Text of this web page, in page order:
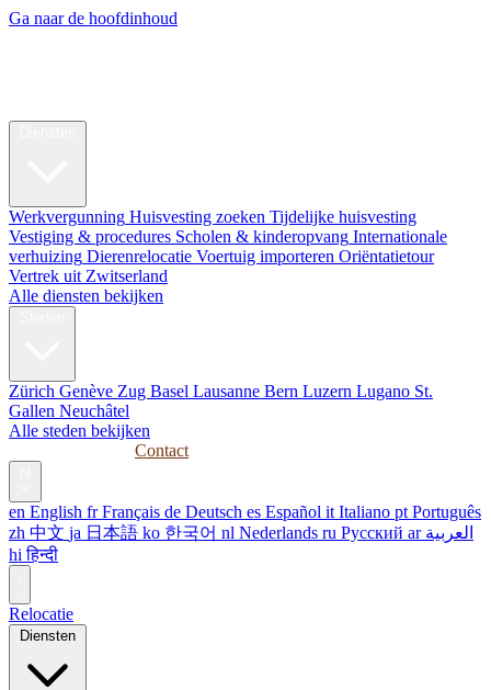
Ga naar de hoofdinhoud
Werkvergunning Huisvesting zoeken Tijdelijke huisvesting
Vestiging & procedures Scholen & kinderopvang Internationale
verhuizing Dierenrelocatie Voertuig importeren Oriëntatietour
Vertrek uit Zwitserland
Alle diensten bekijken
Zürich Genève Zug Basel Lausanne Bern Luzern Lugano St.
Gallen Neuchâtel
Alle steden bekijken
Contact
en English fr Français de Deutsch es Español it Italiano pt Português
zh 中文 ja 日本語 ko 한국어 nl Nederlands ru Русский ar العربية
hi हिन्दी
Relocatie
Diensten